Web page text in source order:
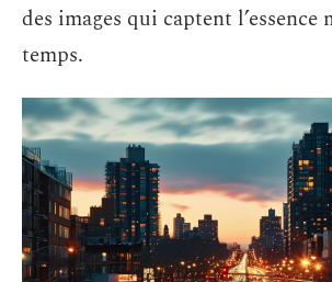
des images qui captent l’essence
temps.